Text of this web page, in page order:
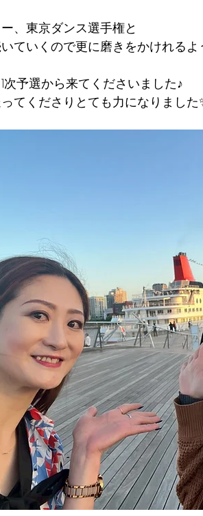
、東京ダンス選手権と
ていくので更に磨きをかけれる
次予選から来てくださいました♪
てくださりとても力になりまし